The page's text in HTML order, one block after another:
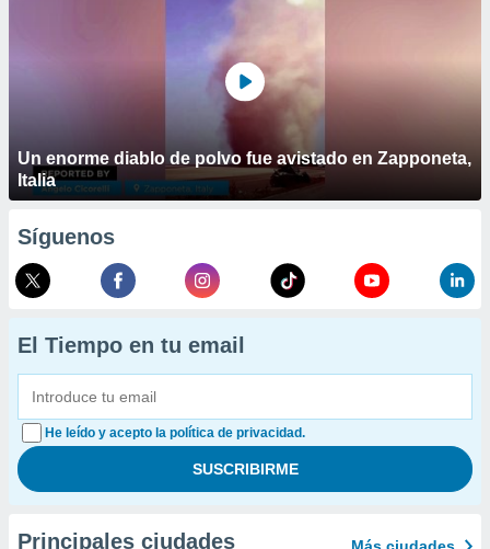
Un enorme diablo de polvo fue avistado en Zapponeta,
Italia
Síguenos
El Tiempo en tu email
He leído y acepto la política de privacidad.
Principales ciudades